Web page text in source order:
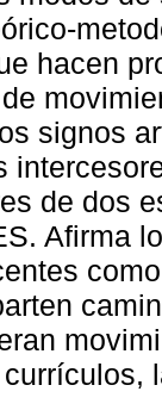
hacen
signos
de dos
Afirma